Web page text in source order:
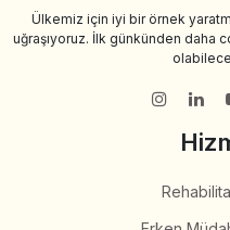
Ülkemiz için iyi bir örnek
uğraşıyoruz. İlk günkünden daha
Erken